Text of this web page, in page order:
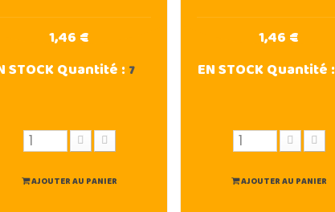
1,46 €
STOCKQuantité : 7
AJOUTER AU PANIER
1,46 €
EN STOCKQuantité :
AJOUTER AU PANIER